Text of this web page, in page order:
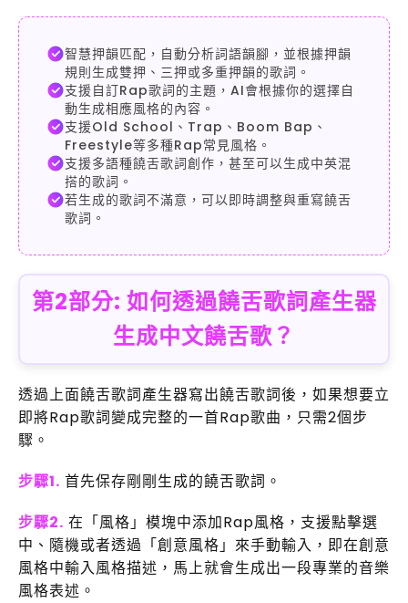
智慧押韻匹配，自動分析詞語韻腳，並根據押韻
規則生成雙押、三押或多重押韻的歌詞。
支援自訂Rap歌詞的主題，AI會根據你的選擇自
動生成相應風格的內容。
支援Old School、Trap、Boom Bap、
Freestyle等多種Rap常見風格。
支援多語種饒舌歌詞創作，甚至可以生成中英混
搭的歌詞。
若生成的歌詞不滿意，可以即時調整與重寫饒舌
歌詞。
第2部分: 如何透過饒舌歌詞產生器
生成中文饒舌歌？
透過上面饒舌歌詞產生器寫出饒舌歌詞後，如果想要立
即將Rap歌詞變成完整的一首Rap歌曲，只需2個步
驟。
步驟1. 首先保存剛剛生成的饒舌歌詞。
步驟2. 在「風格」模塊中添加Rap風格，支援點擊選
中、隨機或者透過「創意風格」來手動輸入，即在創意
風格中輸入風格描述，馬上就會生成出一段專業的音樂
風格表述。